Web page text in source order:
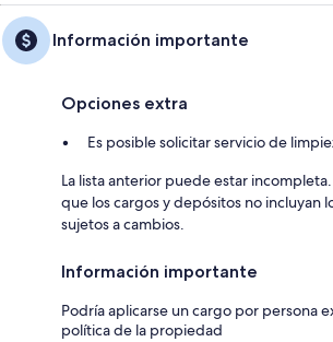
Información importante
Opciones extra
Es posible solicitar servicio de
La lista anterior puede estar
que los cargos y depósitos no incluyan
sujetos a cambios.
Información importante
Podría aplicarse un cargo por persona
política de la propiedad